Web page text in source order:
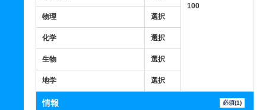
100
物理 選択
化学 選択
生物 選択
地学 選択
情報 必須(1)